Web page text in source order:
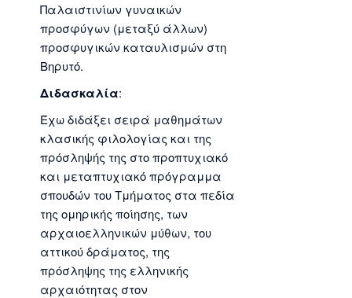
Παλαιστινίων γυναικών
προσφύγων (μεταξύ άλλων)
προσφυγικών καταυλισμών στη
Βηρυτό.
Διδασκαλία:
Έχω διδάξει σειρά μαθημάτων
κλασικής φιλολογίας και της
πρόσληψής της στο προπτυχιακό
και μεταπτυχιακό πρόγραμμα
σπουδών του Τμήματος στα πεδία
της ομηρικής ποίησης, των
αρχαιοελληνικών μύθων, του
αττικού δράματος, της
πρόσληψης της ελληνικής
αρχαιότητας στον